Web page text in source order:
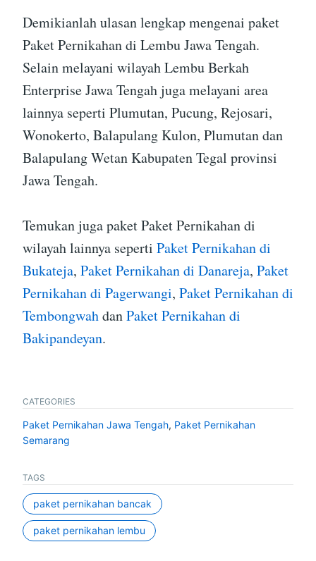
Demikianlah ulasan lengkap mengenai paket
Paket Pernikahan di Lembu Jawa Tengah.
Selain melayani wilayah Lembu Berkah
Enterprise Jawa Tengah juga melayani area
lainnya seperti Plumutan, Pucung, Rejosari,
Wonokerto, Balapulang Kulon, Plumutan dan
Balapulang Wetan Kabupaten Tegal provinsi
Jawa Tengah.
Temukan juga paket Paket Pernikahan di
wilayah lainnya seperti Paket Pernikahan di
Bukateja, Paket Pernikahan di Danareja, Paket
Pernikahan di Pagerwangi, Paket Pernikahan di
TembongwahdanPaket Pernikahan di
Bakipandeyan.
CATEGORIES
Paket Pernikahan Jawa Tengah, Paket Pernikahan
Semarang
TAGS
paket pernikahan bancak
paket pernikahan lembu